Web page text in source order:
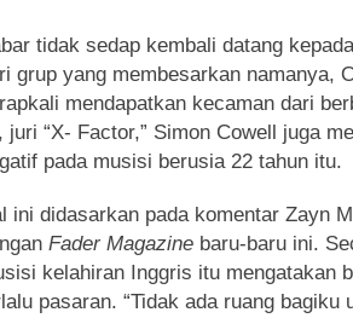
tidak sedap kembali datang
grup yang membesarkan namanya,
mendapatkan kecaman dari
juri “X- Factor,” Simon Cowell juga
pada musisi berusia 22 tahun itu.
ini didasarkan pada komentar Zayn
Fader Magazine baru-baru ini.
kelahiran Inggris itu mengatakan
pasaran. “Tidak ada ruang